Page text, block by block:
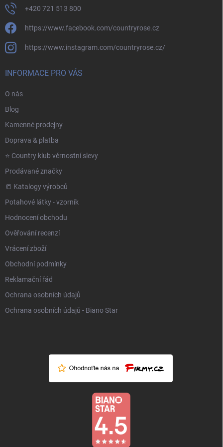
+420 721 513 800
https://www.facebook.com/countryrose.cz
https://www.instagram.com/countryrose.cz/
INFORMACE PRO VÁS
O nás
Blog
Kamenné prodejny
Doprava & platba
⭐️ Country klub věrnostní slevy
Prodávané značky
📒 Katalogy výrobců
Potahové látky - vzorník
Hodnocení obchodu
Ověřování recenzí
Vrácení zboží
Obchodní podmínky
Reklamační řád
Ochrana osobních údajů
Ochrana osobních údajů - Biano Star